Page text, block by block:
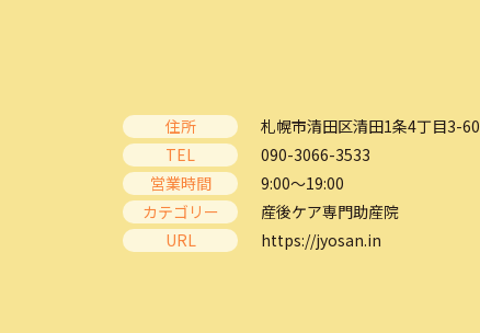
住所
札幌市清田区清田1条4丁目3-60
TEL
090-3066-3533
営業時間
9:00～19:00
カテゴリー
産後ケア専門助産院
URL
https://jyosan.in